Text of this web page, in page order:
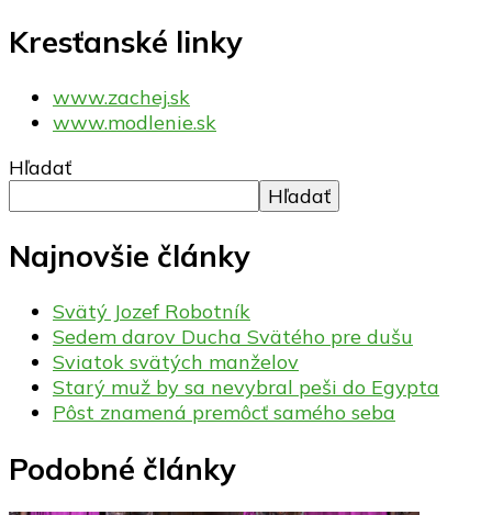
Kresťanské linky
www.zachej.sk
www.modlenie.sk
Hľadať
Hľadať
Najnovšie články
Svätý Jozef Robotník
Sedem darov Ducha Svätého pre dušu
Sviatok svätých manželov
Starý muž by sa nevybral peši do Egypta
Pôst znamená premôcť samého seba
Podobné články